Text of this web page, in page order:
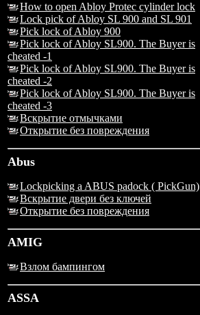
How to open Abloy Protec cylinder lock
Lock pick of Abloy SL 900 and SL 901
Pick lock of Abloy 900
Pick lock of Abloy SL900. The Buyer is
cheated -1
Pick lock of Abloy SL900. The Buyer is
cheated -2
Pick lock of Abloy SL900. The Buyer is
cheated -3
Вскрытие отмычками
Открытие без повреждения
Abus
Lockpicking a ABUS padock ( PickGun)
Вскрытие двери без ключей
Открытие без повреждения
AMIG
Взлом бампингом
ASSA